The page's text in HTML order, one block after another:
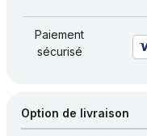
acier
galvanisé,
–
barre
Paiement
sécurisé
Option de livraison